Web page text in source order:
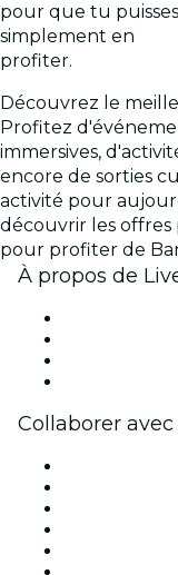
pour que tu puisses
simplement en
profiter.
Découvrez le
Profitez
immersives,
encore de sorties
activité pour
découvrir les offres
pour profiter de
À propos de
Collaborer avec